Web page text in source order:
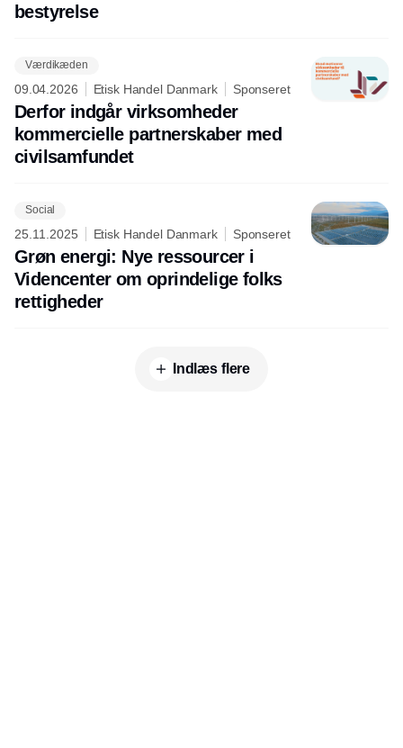
bestyrelse
Værdikæden
09.04.2026 Etisk Handel Danmark Sponseret
Derfor indgår virksomheder
kommercielle partnerskaber med
civilsamfundet
Social
25.11.2025 Etisk Handel Danmark Sponseret
Grøn energi: Nye ressourcer i
Videncenter om oprindelige folks
rettigheder
Indlæs flere